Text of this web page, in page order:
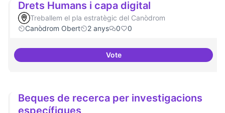
Drets Humans i capa digital
Treballem el pla estratègic del Canòdrom
Canòdrom Obert
2 anys 0 0
VoteDrets Humans i capa digital
Beques de recerca per investigacions
específiques